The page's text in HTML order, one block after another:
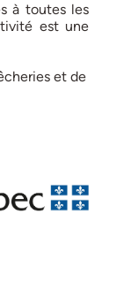
à toutes les
est une
et de